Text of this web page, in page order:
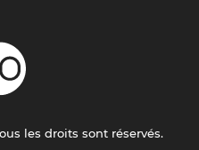
les droits sont réservés.